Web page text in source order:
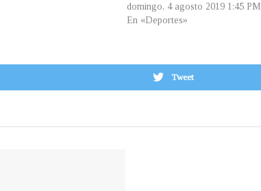
domingo, 4 agosto 2019 1:45 PM
En «Deportes»
Tweet